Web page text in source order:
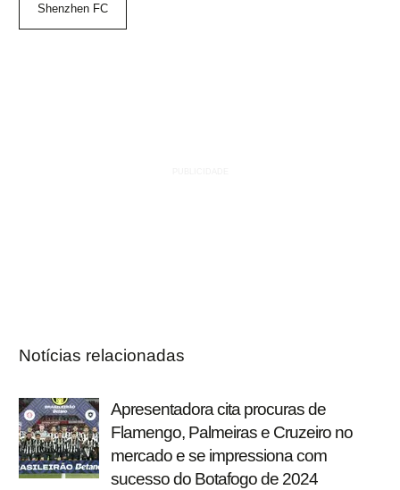
Shenzhen FC
Notícias relacionadas
Apresentadora cita procuras de
Flamengo, Palmeiras e Cruzeiro no
mercado e se impressiona com
sucesso do Botafogo de 2024